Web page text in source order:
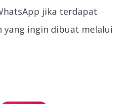
jika terdapat
yang ingin dibuat melalui